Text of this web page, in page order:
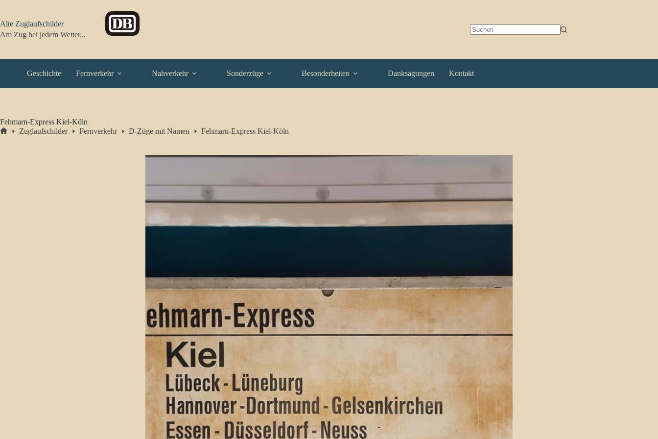
springen
Alte Zuglaufschilder
Am Zug bei jedem Wetter...
Geschichte Fernverkehr Nahverkehr Sonderzüge Besonderheiten Danksagungen Kontakt
Fehmarn-Express Kiel-Köln
Zuglaufschilder Fernverkehr D-Züge mit Namen Fehmarn-Express Kiel-Köln